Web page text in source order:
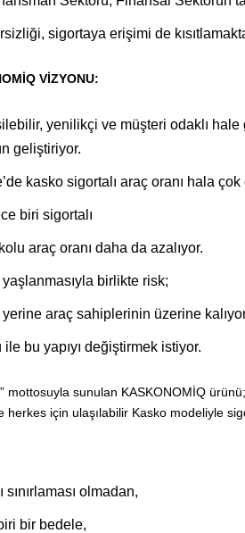
sigortaya erişimi de
VİZYONU:
yenilikçi ve müşteri odaklı hale
geliştiriyor.
kasko sigortalı araç oranı hala
biri sigortalı
araç oranı daha da azalıyor.
birlikte risk;
yerine araç sahiplerinin üzerine
bu yapıyı değiştirmek istiyor.
mottosuyla sunulan KASKONOMİQ
için ulaşılabilir Kasko modeliyle
olmadan,
bir bedele,